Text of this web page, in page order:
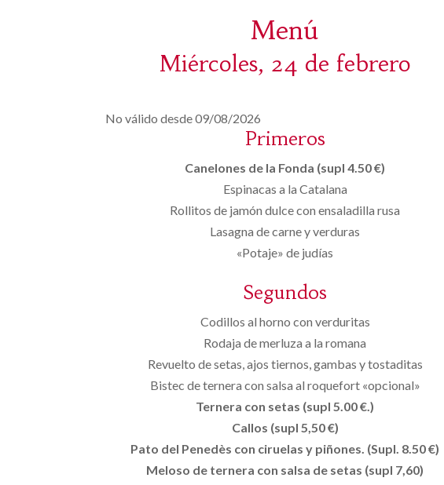
Menú
Miércoles, 24 de febrero
No válido desde 09/08/2026
Primeros
Canelones de la Fonda (supl 4.50 €)
Espinacas a la Catalana
Rollitos de jamón dulce con ensaladilla rusa
Lasagna de carne y verduras
«Potaje» de judías
Segundos
Codillos al horno con verduritas
Rodaja de merluza a la romana
Revuelto de setas, ajos tiernos, gambas y tostaditas
Bistec de ternera con salsa al roquefort «opcional»
Ternera con setas (supl 5.00 €.)
Callos (supl 5,50 €)
Pato del Penedès con ciruelas y piñones. (Supl. 8.50 €)
Meloso de ternera con salsa de setas (supl 7,60)